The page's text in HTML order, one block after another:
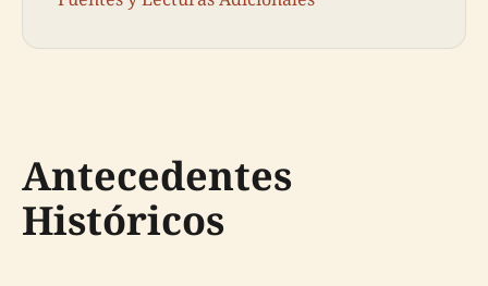
Antecedentes
Históricos